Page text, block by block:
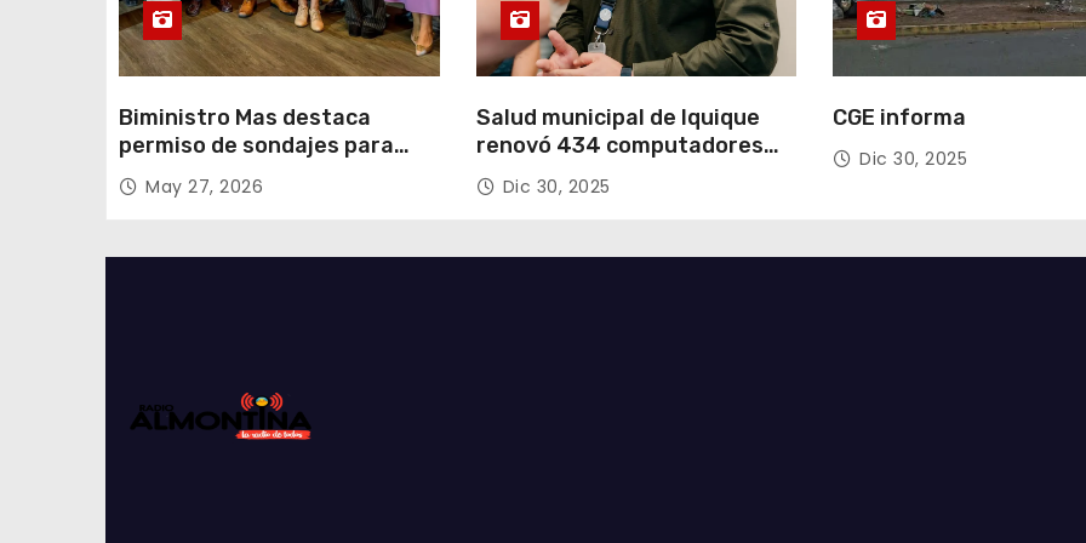
s
Biministro Mas destaca
permiso de sondajes para
Cerro Colorado
May 27, 2026
Salud municipal de Iquique
renovó 434 computadores
con fondos del Gobierno de
Tarapacá
Dic 30, 2025
CGE informa
Dic 30, 2025